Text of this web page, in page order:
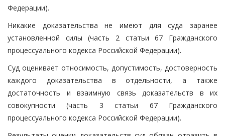
Федерации).
Никакие доказательства не имеют для суда заранее
установленной силы (часть 2 статьи 67 Гражданского
процессуального кодекса Российской Федерации).
Суд оценивает относимость, допустимость, достоверность
каждого доказательства в отдельности, а также
достаточность и взаимную связь доказательств в их
совокупности (часть 3 статьи 67 Гражданского
процессуального кодекса Российской Федерации).